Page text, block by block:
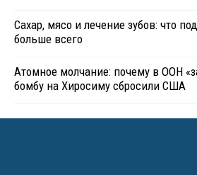
Сахар, мясо и лечение зубов: что
больше всего
Атомное молчание: почему в ООН
бомбу на Хиросиму сбросили США